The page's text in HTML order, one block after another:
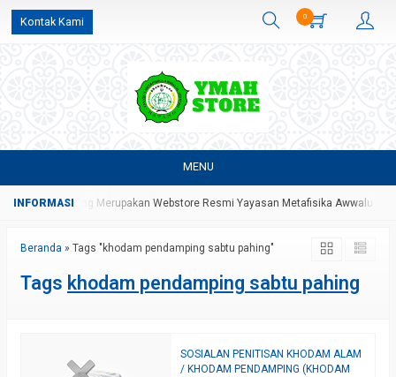
Kontak Kami 0
MENU
Store Yang Merupakan Webstore Resmi Yayasan Metafisika Awwalul
Beranda » Tags "khodam pendamping sabtu pahing"
Tags khodam pendamping sabtu pahing
SOSIALAN PENITISAN KHODAM ALAM
/ KHODAM PENDAMPING (KHODAM